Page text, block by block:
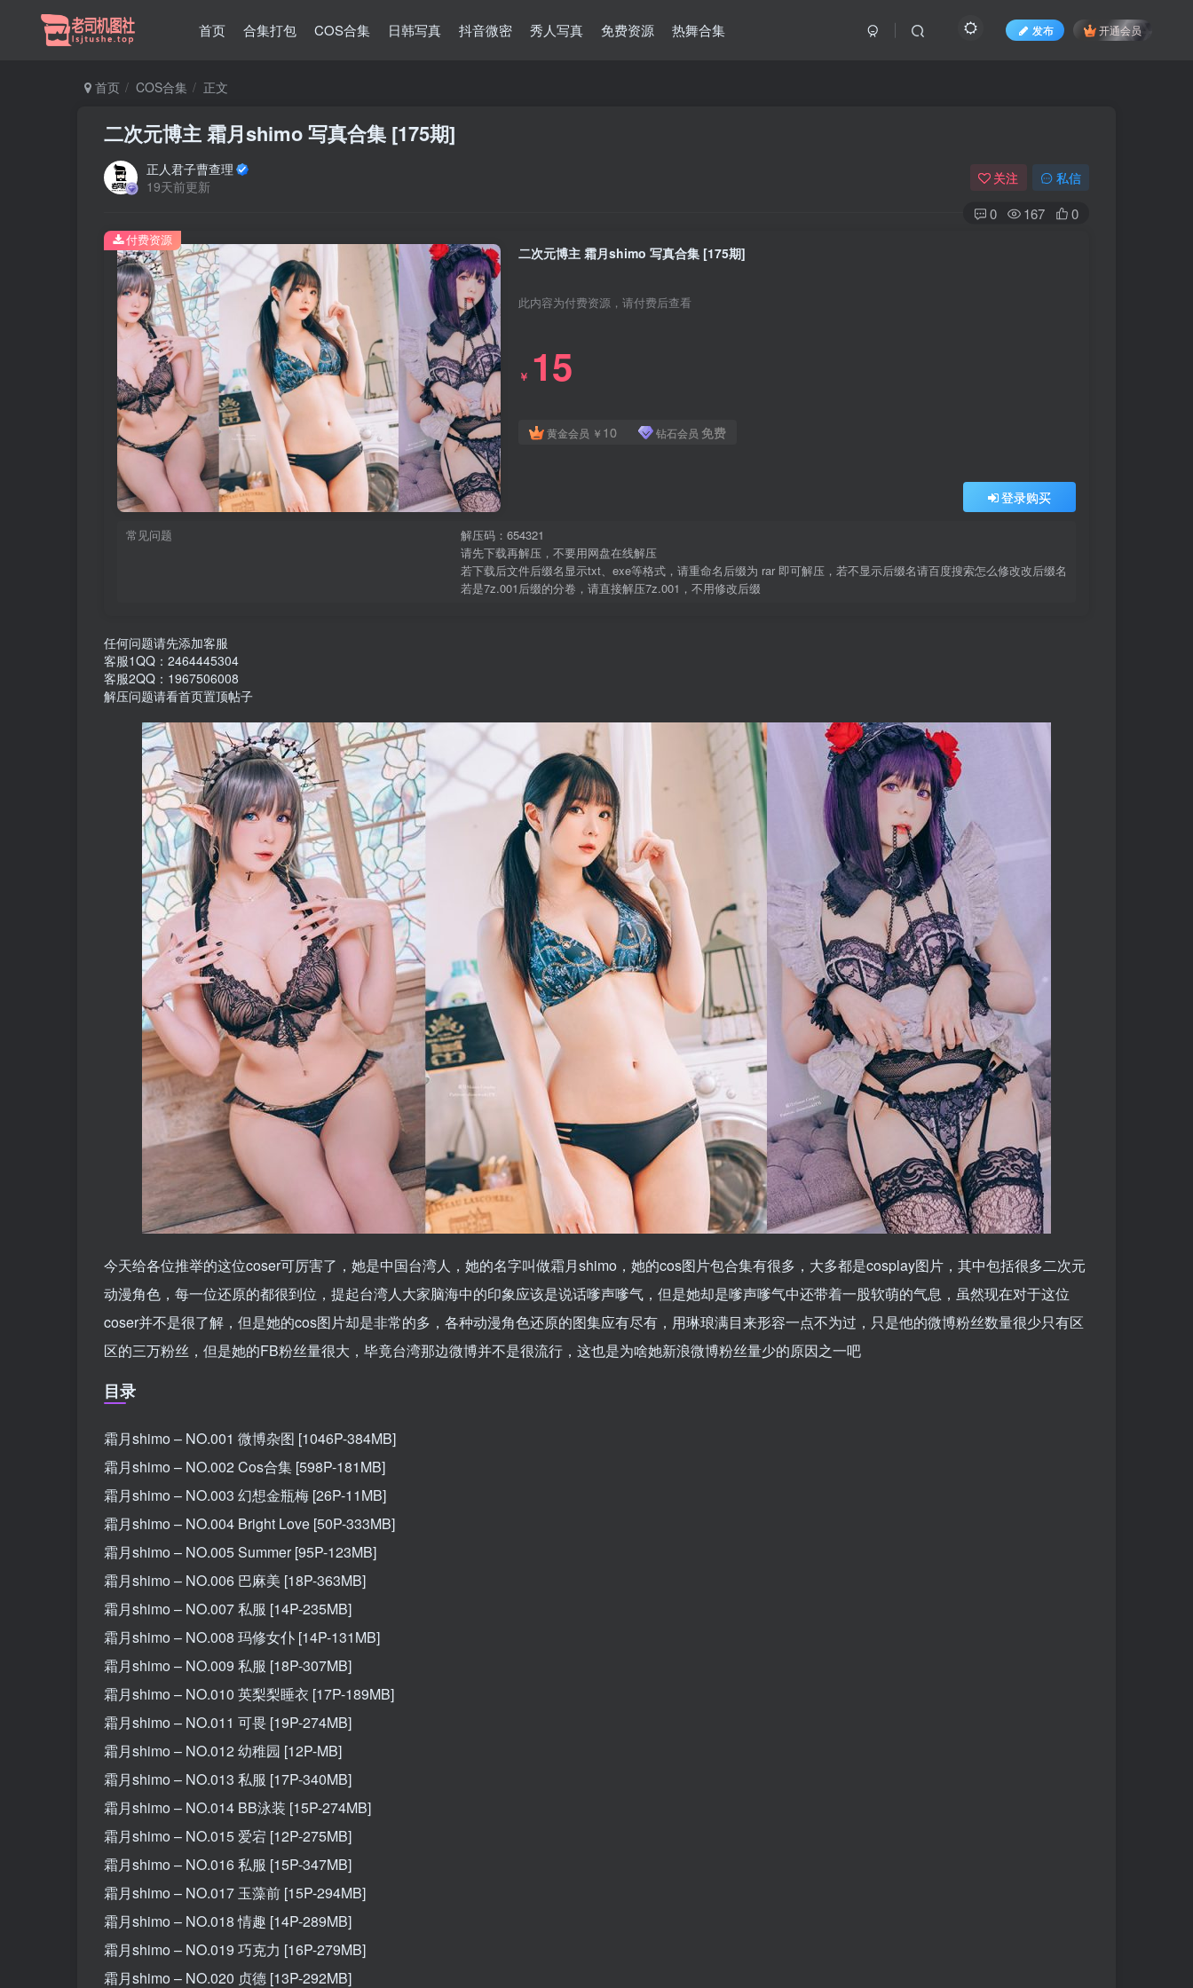
首页 合集打包 COS合集 日韩写真 抖音微密 秀人写真 免费资源 热舞合集 发布 开通会员
首页 COS合集 正文
二次元博主 霜月shimo 写真合集 [175期]
正人君子曹查理
19天前更新
关注 私信
0 167 0
二次元博主 霜月shimo 写真合集 [175期]
此内容为付费资源，请付费后查看
￥ 15
黄金会员 ￥ 10 钻石会员 免费
登录购买
常见问题
解压码：654321
请先下载再解压，不要用网盘在线解压
若下载后文件后缀名显示txt、exe等格式，请重命名后缀为 rar 即可解压，若不显示后缀名请百度搜索怎么修改改后缀名
若是7z.001后缀的分卷，请直接解压7z.001，不用修改后缀
付费资源
任何问题请先添加客服
客服1QQ：2464445304
客服2QQ：1967506008
解压问题请看首页置顶帖子
今天给各位推举的这位coser可厉害了，她是中国台湾人，她的名字叫做霜月shimo，她的cos图片包合集有很多，大多都是cosplay图片，其中包括很多二次元
动漫角色，每一位还原的都很到位，提起台湾人大家脑海中的印象应该是说话嗲声嗲气，但是她却是嗲声嗲气中还带着一股软萌的气息，虽然现在对于这位
coser并不是很了解，但是她的cos图片却是非常的多，各种动漫角色还原的图集应有尽有，用琳琅满目来形容一点不为过，只是他的微博粉丝数量很少只有区
区的三万粉丝，但是她的FB粉丝量很大，毕竟台湾那边微博并不是很流行，这也是为啥她新浪微博粉丝量少的原因之一吧
目录
霜月shimo – NO.001 微博杂图 [1046P-384MB]
霜月shimo – NO.002 Cos合集 [598P-181MB]
霜月shimo – NO.003 幻想金瓶梅 [26P-11MB]
霜月shimo – NO.004 Bright Love [50P-333MB]
霜月shimo – NO.005 Summer [95P-123MB]
霜月shimo – NO.006 巴麻美 [18P-363MB]
霜月shimo – NO.007 私服 [14P-235MB]
霜月shimo – NO.008 玛修女仆 [14P-131MB]
霜月shimo – NO.009 私服 [18P-307MB]
霜月shimo – NO.010 英梨梨睡衣 [17P-189MB]
霜月shimo – NO.011 可畏 [19P-274MB]
霜月shimo – NO.012 幼稚园 [12P-MB]
霜月shimo – NO.013 私服 [17P-340MB]
霜月shimo – NO.014 BB泳装 [15P-274MB]
霜月shimo – NO.015 爱宕 [12P-275MB]
霜月shimo – NO.016 私服 [15P-347MB]
霜月shimo – NO.017 玉藻前 [15P-294MB]
霜月shimo – NO.018 情趣 [14P-289MB]
霜月shimo – NO.019 巧克力 [16P-279MB]
霜月shimo – NO.020 贞德 [13P-292MB]